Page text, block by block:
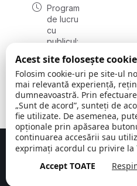
Program
de lucru
cu
publicul:
08:00 -
16:30
, vineri:
08:00 -
14:00
Comuna Cerchezu © 2026
Concept realizat de Big
Acest site folosește cookie
Folosim cookie-uri pe site-ul
mai relevantă experiență,
dumneavoastră. Prin
„Sunt de acord”, sunteți de
fie utilizate. De asemenea,
opționale prin apăsarea
continuarea accesării sau
exprimați acordul cu privire la
Accept TOATE